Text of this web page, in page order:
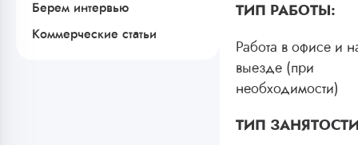
Берем интервью
Коммерческие статьи
ТИП РАБОТЫ:
Работа в офисе и
выезде (при
необходимости)
ТИП